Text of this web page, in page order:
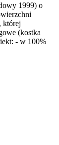
1999) o
której
(kostka
- w 100%